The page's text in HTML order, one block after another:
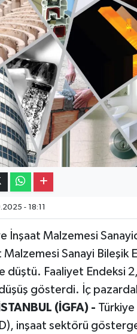
- 18:11
İnşaat Malzemesi
Malzemesi Sanayi Bileşik
düştü. Faaliyet Endeksi
düşüş gösterdi. İç
İSTANBUL (İGFA) -
inşaat sektörü